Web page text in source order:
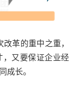
改革的重中之重，
，又要保证企业经
成长。